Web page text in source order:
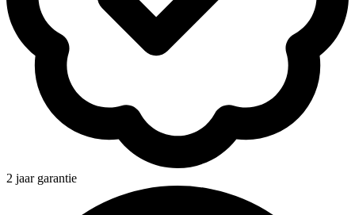
2 jaar garantie